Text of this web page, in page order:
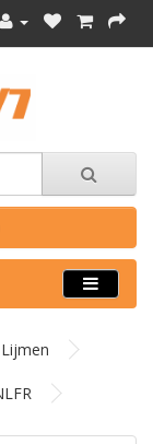
Lijmen